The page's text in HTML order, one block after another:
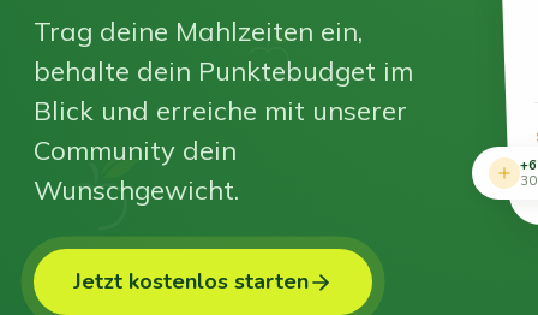
Trag deine Mahlzeiten ein,
behalte dein Punktebudget im
Blick und erreiche mit unserer
Community dein
Wunschgewicht.
Jetzt kostenlos starten